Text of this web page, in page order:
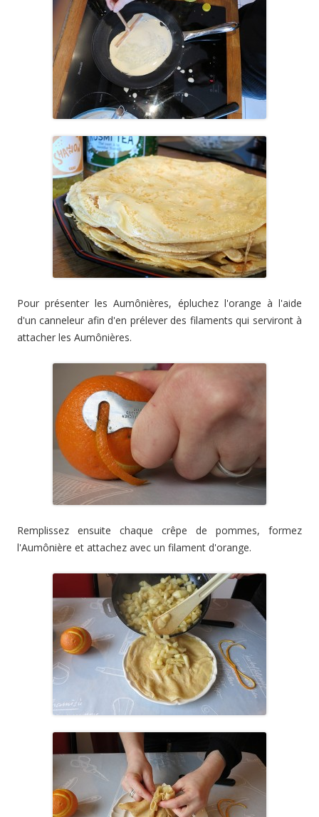
Pour présenter les Aumônières, épluchez l'orange à l'aide
d'un canneleur afin d'en prélever des filaments qui serviront à
attacher les Aumônières.
Remplissez ensuite chaque crêpe de pommes, formez
l'Aumônière et attachez avec un filament d'orange.